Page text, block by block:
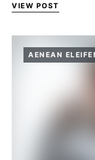
VIEW POST
AENEAN